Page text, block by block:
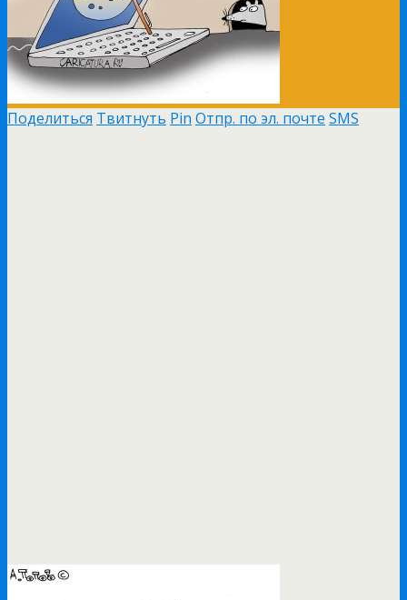
Поделиться Твитнуть Pin Отпр. по эл. почте SMS